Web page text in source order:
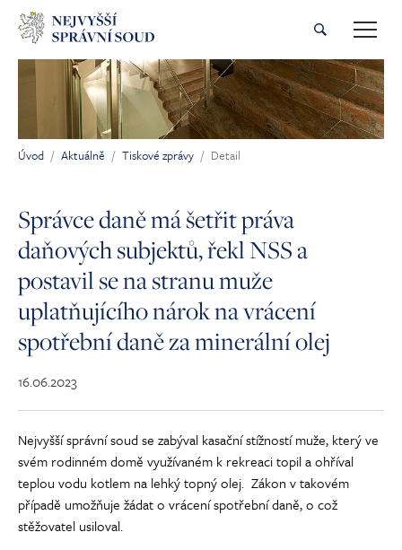
Přeskočit na hlavní obsah
Jsi tady:
Úvod Aktuálně Tiskové zprávy Detail
Správce daně má šetřit práva
daňových subjektů, řekl NSS a
postavil se na stranu muže
uplatňujícího nárok na vrácení
spotřební daně za minerální olej
16.06.2023
Nejvyšší správní soud se zabýval kasační stížností muže, který ve
svém rodinném domě využívaném k rekreaci topil a ohříval
teplou vodu kotlem na lehký topný olej. Zákon v takovém
případě umožňuje žádat o vrácení spotřební daně, o což
stěžovatel usiloval.